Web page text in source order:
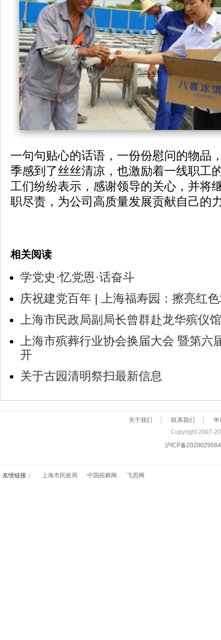
一句句贴心的话语，一份份慰问的物品
季感到了丝丝清凉，也激励着一线职工
工们纷纷表示，感谢领导的关心，并将
职尽责，为公司高质量发展贡献自己的
相关阅读
学党史·忆党恩·话奋斗
庆祝建党百年 | 上海福寿园：擦亮红色
上海市民政局副局长曾群赴龙华殡仪
上海市殡葬行业协会换届大会 暨第六
开
关于古园清明祭扫最新信息
关于我们 ┊ 联系我们 ┊
申
Copyright 2007-
沪ICP备
友情链接： 上海市民政局 中国殡葬网 飞思网